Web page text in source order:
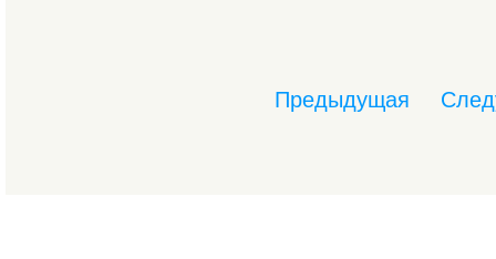
Предыдущая